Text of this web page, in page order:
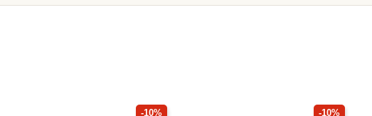
-10% -10%